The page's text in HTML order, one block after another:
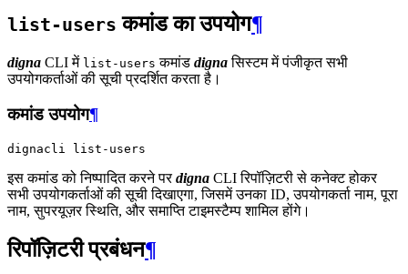
list-users कमांड का उपयोग¶
digna CLI में list-users कमांड dignaसिस्टम में पंजीकृत सभी
उपयोगकर्ताओं की सूची प्रदर्शित करता है।
कमांड उपयोग¶
dignacli
इस कमांड को निष्पादित करने परdigna CLI रिपॉज़िटरी से कनेक्ट होकर
सभी उपयोगकर्ताओं की सूची दिखाएगा, जिसमें उनका ID, उपयोगकर्ता नाम, पूरा
नाम, सुपरयूज़र स्थिति, और समाप्ति टाइमस्टैम्प शामिल होंगे।
रिपॉज़िटरी प्रबंधन¶